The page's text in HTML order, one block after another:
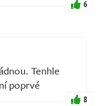
6
Tenhle
poprvé
8